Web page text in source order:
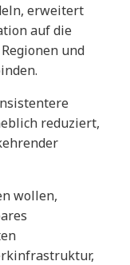
erweitert
auf die
und
reduziert,
wollen,